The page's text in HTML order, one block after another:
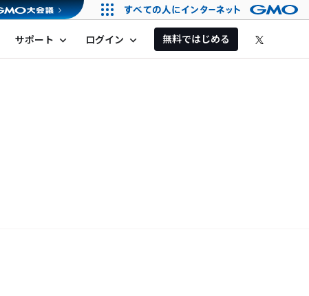
サポート expand_more ログイン expand_more 無料ではじめる